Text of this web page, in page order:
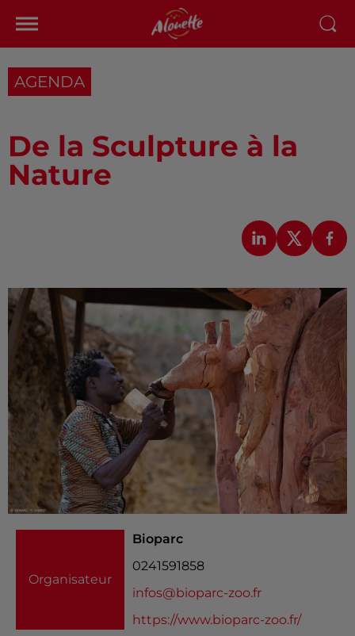
AGENDA
De la Sculpture à la
Nature
Organisateur
Bioparc
0241591858
infos@bioparc-zoo.fr
https://www.bioparc-zoo.fr/